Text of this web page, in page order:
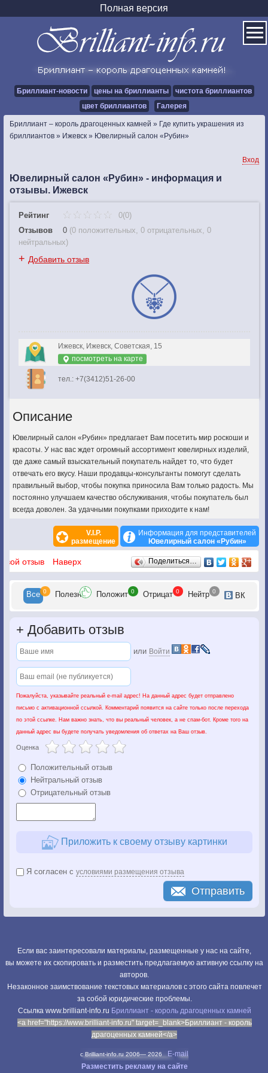
Полная версия
Бриллиант-новости цены на бриллианты
чистота бриллиантов
цвет бриллиантов
Галерея
Бриллиант – король драгоценных камней » Где купить украшения из
бриллиантов » Ижевск » Ювелирный салон «Рубин»
Вход
Ювелирный салон «Рубин» - информация и
отзывы. Ижевск
Рейтинг
0(0)
Отзывов
0 (0 положительных, 0 отрицательных, 0
нейтральных)
+ Добавить отзыв
Ижевск, Ижевск, Советская, 15
посмотреть на карте
тел.: +7(3412)51-26-00
Описание
Ювелирный салон «Рубин» предлагает Вам посетить мир роскоши и
красоты. У нас вас ждет огромный ассортимент ювелирных изделий,
где даже самый взыскательный покупатель найдет то, что будет
отвечать его вкусу. Наши продавцы-консультанты помогут сделать
правильный выбор, чтобы покупка приносила Вам только радость. Мы
постоянно улучшаем качество обслуживания, чтобы покупатель был
всегда доволен. За удачными покупками приходите к нам!
V.I.P.
размещение
Информация для представителей
Ювелирный салон «Рубин»
Отзывы
отзыв Наверх Поделиться…
Все 0 Полезн Положит 0 Отрицат 0 Нейтр 0 ВК
+ Добавить отзыв
или Войти
Пожалуйста, указывайте реальный e-mail адрес! На данный адрес будет отправлено
письмо с активационной ссылкой. Комментарий появится на сайте только после перехода
по этой ссылке. Нам важно знать, что вы реальный человек, а не спам-бот. Кроме того на
данный адрес вы будете получать уведомления об ответах на Ваш отзыв.
Оценка
Положительный отзыв
Нейтральный отзыв
Отрицательный отзыв
Приложить к своему отзыву картинки
Я согласен с условиями размещения отзыва
Отправить
Если вас заинтересовали материалы, размещенные у нас на сайте,
вы можете их скопировать и разместить предлагаемую активную ссылку на
авторов.
Незаконное заимствование текстовых материалов с этого сайта повлечет
за собой юридические проблемы.
Cсылка www.brilliant-info.ru Бриллиант - король драгоценных камней
<a href="https://www.brilliant-info.ru" target=_blank>Бриллиант - король
драгоценных камней</a>
c Brilliant-info.ru 2006— 2026
E-mail
Разместить рекламу на сайте